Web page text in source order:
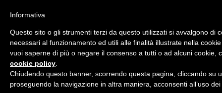
Informativa
Questo sito o gli strumenti terzi da questo utilizzati si avvalgono di
necessari al funzionamento ed utili alle finalità illustrate nella
vuoi saperne di più o negare il consenso a tutti o ad alcuni cookie,
cookie policy.
Chiudendo questo banner, scorrendo questa pagina, cliccando su
proseguendo la navigazione in altra maniera, acconsenti all’uso